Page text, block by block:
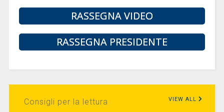
RASSEGNA VIDEO
RASSEGNA PRESIDENTE
Consigli per la lettura VIEW ALL